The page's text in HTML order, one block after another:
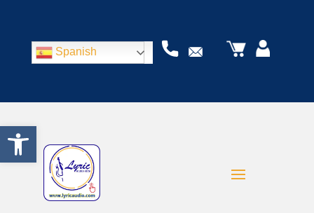
Abrir barra de herramientas
Spanish